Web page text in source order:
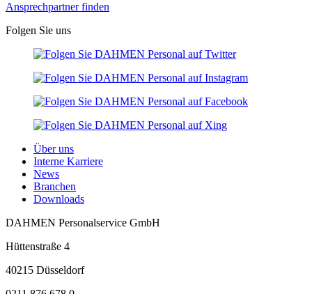
Ansprechpartner finden
Folgen Sie uns
Über uns
Interne Karriere
News
Branchen
Downloads
DAHMEN Personalservice GmbH
Hüttenstraße 4
40215 Düsseldorf